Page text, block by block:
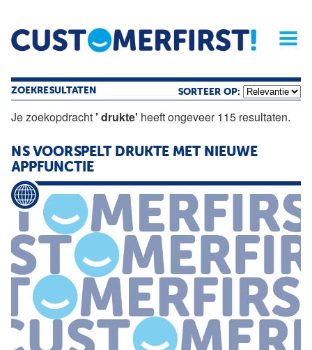
Home Opinie Archief
Magazine
ZOEKRESULTATEN SORTEER OP:
Je zoekopdracht' drukte' heeft ongeveer 115 resultaten.
NS VOORSPELT DRUKTE MET NIEUWE
APPFUNCTIE